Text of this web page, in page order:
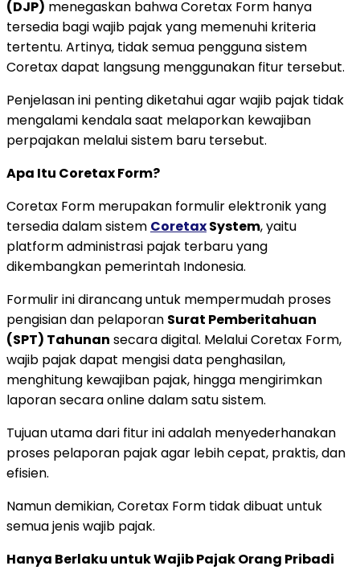
(DJP) menegaskan bahwa Coretax Form hanya
tersedia bagi wajib pajak yang memenuhi kriteria
tertentu. Artinya, tidak semua pengguna sistem
Coretax dapat langsung menggunakan fitur tersebut.
Penjelasan ini penting diketahui agar wajib pajak tidak
mengalami kendala saat melaporkan kewajiban
perpajakan melalui sistem baru tersebut.
Apa Itu Coretax Form?
Coretax Form merupakan formulir elektronik yang
tersedia dalam sistem CoretaxSystem, yaitu
platform administrasi pajak terbaru yang
dikembangkan pemerintah Indonesia.
Formulir ini dirancang untuk mempermudah proses
pengisian dan pelaporan Surat Pemberitahuan
(SPT) Tahunan secara digital. Melalui Coretax Form,
wajib pajak dapat mengisi data penghasilan,
menghitung kewajiban pajak, hingga mengirimkan
laporan secara online dalam satu sistem.
Tujuan utama dari fitur ini adalah menyederhanakan
proses pelaporan pajak agar lebih cepat, praktis, dan
efisien.
Namun demikian, Coretax Form tidak dibuat untuk
semua jenis wajib pajak.
Hanya Berlaku untuk Wajib Pajak Orang Pribadi